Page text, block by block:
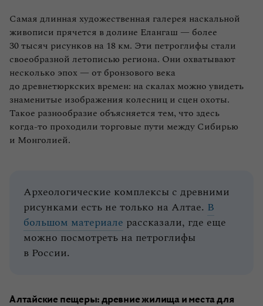
Самая длинная художественная галерея наскальной
живописи прячется в долине Елангаш — более
30 тысяч рисунков на 18 км. Эти петроглифы стали
своеобразной летописью региона. Они охватывают
несколько эпох — от бронзового века
до древнетюркских времен: на скалах можно увидеть
знаменитые изображения колесниц и сцен охоты.
Такое разнообразие объясняется тем, что здесь
когда‑то проходили торговые пути между Сибирью
и Монголией.
Археологические комплексы с древними
рисунками есть не только на Алтае. В
большом материале рассказали, где еще
можно посмотреть на петроглифы
в России.
Алтайские пещеры: древние жилища и места для